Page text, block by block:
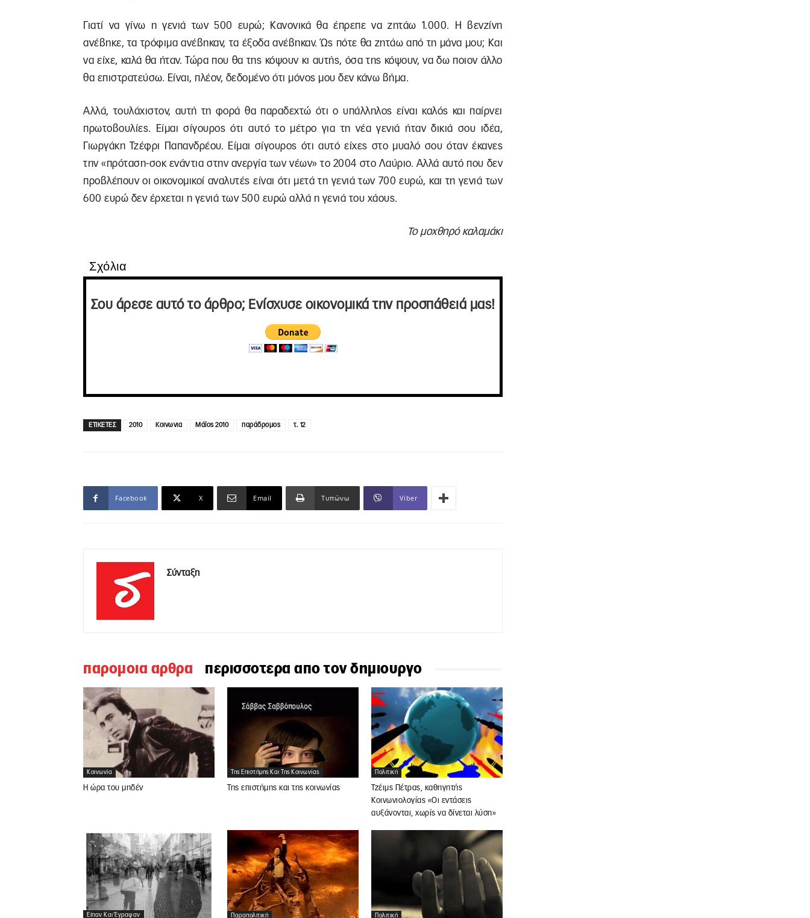
Γιατί να γίνω η γενιά των 500 ευρώ; Κανονικά θα έπρεπε να ζητάω 1.000. Η βενζίνη
ανέβηκε, τα τρόφιμα ανέβηκαν, τα έξοδα ανέβηκαν. Ώς πότε θα ζητάω από τη μάνα μου; Και
να είχε, καλά θα ήταν. Τώρα που θα της κόψουν κι αυτής, όσα της κόψουν, να δω ποιον άλλο
θα επιστρατεύσω. Είναι, πλέον, δεδομένο ότι μόνος μου δεν κάνω βήμα.
Αλλά, τουλάχιστον, αυτή τη φορά θα παραδεχτώ ότι ο υπάλληλος είναι καλός και παίρνει
πρωτοβουλίες. Είμαι σίγουρος ότι αυτό το μέτρο για τη νέα γενιά ήταν δικιά σου ιδέα,
Γιωργάκη Τζέφρι Παπανδρέου. Είμαι σίγουρος ότι αυτό είχες στο μυαλό σου όταν έκανες
την «πρόταση-σοκ ενάντια στην ανεργία των νέων» το 2004 στο Λαύριο. Αλλά αυτό που δεν
προβλέπουν οι οικονομικοί αναλυτές είναι ότι μετά τη γενιά των 700 ευρώ, και τη γενιά των
600 ευρώ δεν έρχεται η γενιά των 500 ευρώ αλλά η γενιά του χάους.
Το μοχθηρό καλαμάκι
Σχόλια
Σου άρεσε αυτό το άρθρο; Ενίσχυσε οικονομικά την προσπάθειά μας!
ΕΤΙΚΕΤΕΣ 2010 Κοινωνια Μάϊος 2010 παράδρομος τ. 12
Facebook X Email Τυπώνω Viber
Σύνταξη
παρομοια αρθρα περισσοτερα απο τον δημιουργο
Κοινωνία
Η ώρα του μηδέν
Της Επιστήμης Και Της Κοινωνίας
Της επιστήμης και της κοινωνίας
Πολιτική
Τζέιμς Πέτρας, καθηγητής
Κοινωνιολογίας «Οι εντάσεις
αυξάνονται, χωρίς να δίνεται λύση»
Είπαν Και Έγραψαν Παραπολιτική Πολιτική